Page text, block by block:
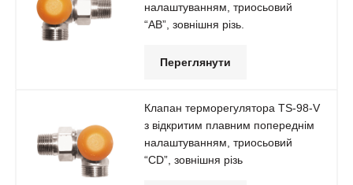
налаштуванням, триосьовий
“АВ”, зовнішня різь.
Переглянути
Клапан терморегулятора TS-98-V
з відкритим плавним попереднім
налаштуванням, триосьовий
“CD”, зовнішня різь